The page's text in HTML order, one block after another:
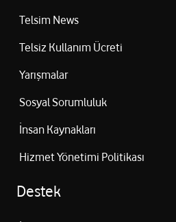
Telsim News
Telsiz Kullanım Ücreti
Yarışmalar
Sosyal Sorumluluk
İnsan Kaynakları
Hizmet Yönetimi Politikası
Destek